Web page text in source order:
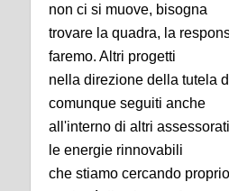
non ci si muove, bisogna
trovare la quadra, la
faremo. Altri progetti
nella direzione della tutela
comunque seguiti anche
all'interno di altri
le energie rinnovabili
che stiamo cercando